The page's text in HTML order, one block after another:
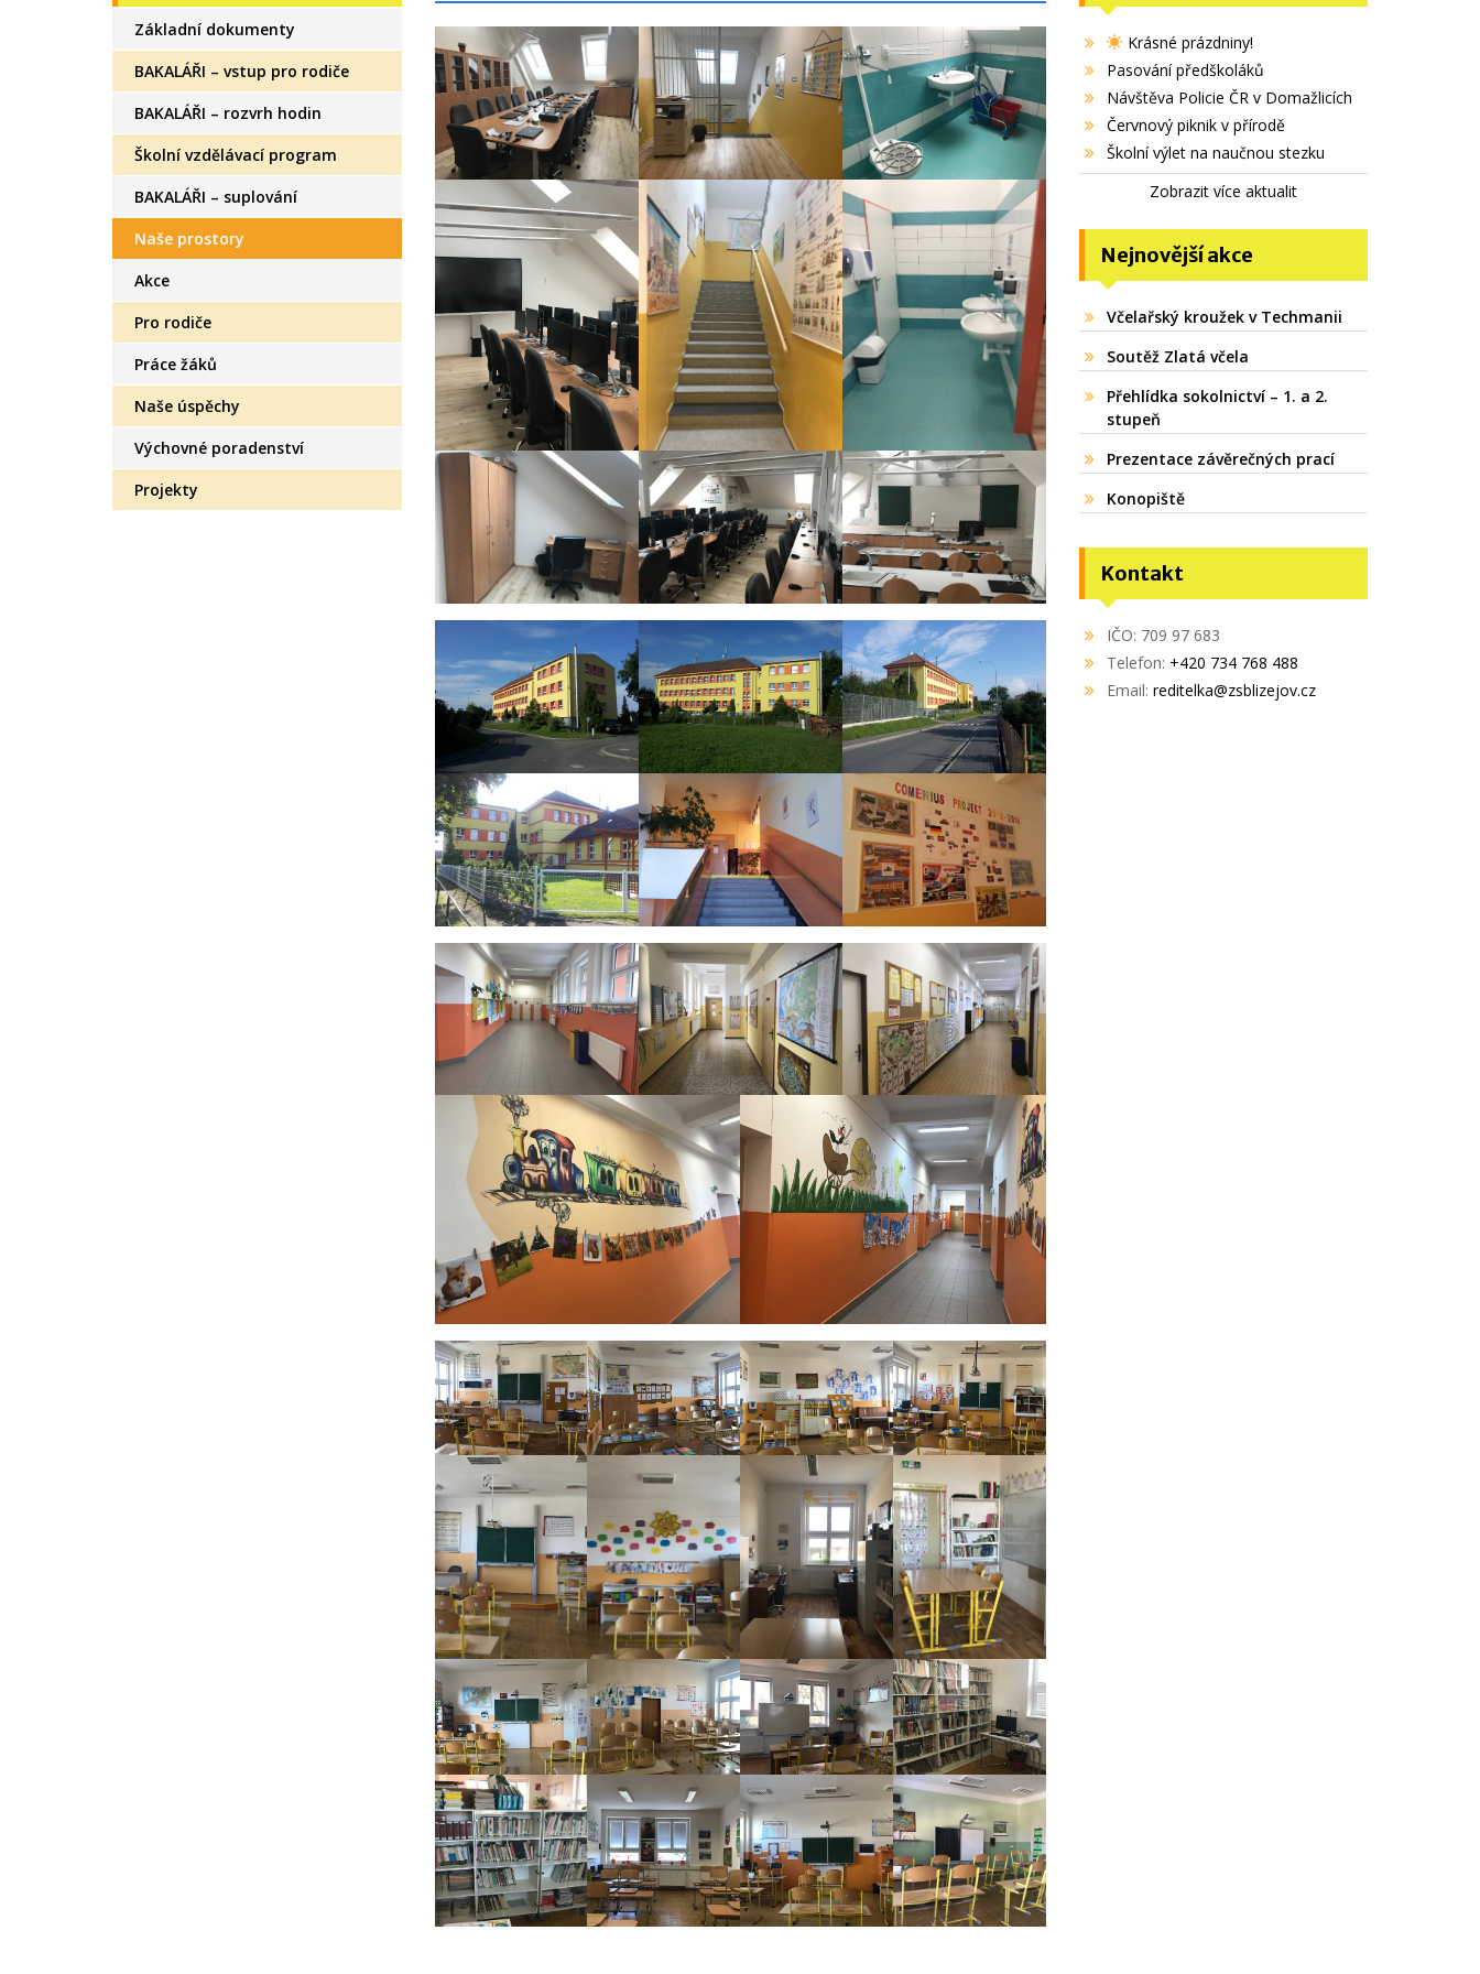
Krásné prázdniny!
Pasování předškoláků
Návštěva Policie ČR v Domažlicích
Červnový piknik v přírodě
Školní výlet na naučnou stezku
Zobrazit více aktualit
Nejnovější akce
Včelařský kroužek v Techmanii
Soutěž Zlatá včela
Přehlídka sokolnictví – 1. a 2.
stupeň
Prezentace závěrečných prací
Konopiště
Kontakt
IČO: 709 97 683
Telefon: +420 734 768 488
Email: reditelka@zsblizejov.cz
Základní dokumenty
BAKALÁŘI – vstup pro rodiče
BAKALÁŘI – rozvrh hodin
Školní vzdělávací program
BAKALÁŘI – suplování
Naše prostory
Akce
Pro rodiče
Práce žáků
Naše úspěchy
Výchovné poradenství
Projekty